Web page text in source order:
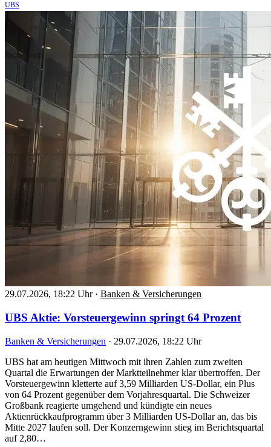
UBS
29.07.2026, 18:22 Uhr · Banken & Versicherungen
UBS Aktie: Vorsteuergewinn springt 64 Prozent
Banken & Versicherungen · 29.07.2026, 18:22 Uhr
UBS hat am heutigen Mittwoch mit ihren Zahlen zum zweiten
Quartal die Erwartungen der Marktteilnehmer klar übertroffen. Der
Vorsteuergewinn kletterte auf 3,59 Milliarden US-Dollar, ein Plus
von 64 Prozent gegenüber dem Vorjahresquartal. Die Schweizer
Großbank reagierte umgehend und kündigte ein neues
Aktienrückkaufprogramm über 3 Milliarden US-Dollar an, das bis
Mitte 2027 laufen soll. Der Konzerngewinn stieg im Berichtsquartal
auf 2,80…